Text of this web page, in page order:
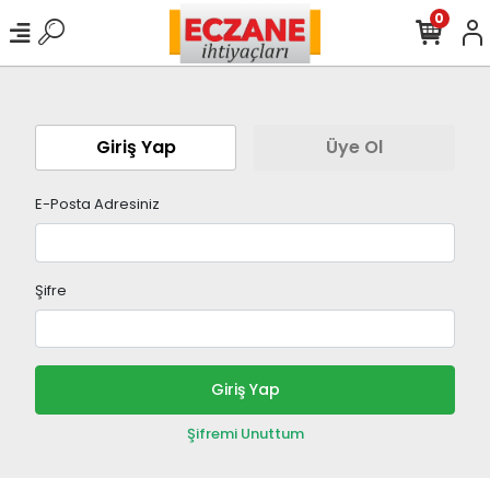
0
Giriş Yap Üye Ol
E-Posta Adresiniz
Şifre
Giriş Yap
Şifremi Unuttum